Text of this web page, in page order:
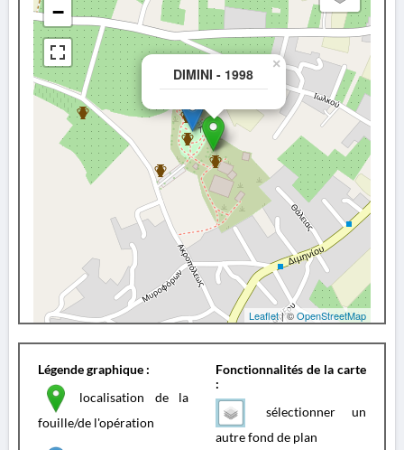
DIMINI - 1998
×
−
Leaflet| ©OpenStreetMap
Légende graphique :
localisation de la
fouille/de l'opération
Fonctionnalités de la carte
:
sélectionner un
autre fond de plan